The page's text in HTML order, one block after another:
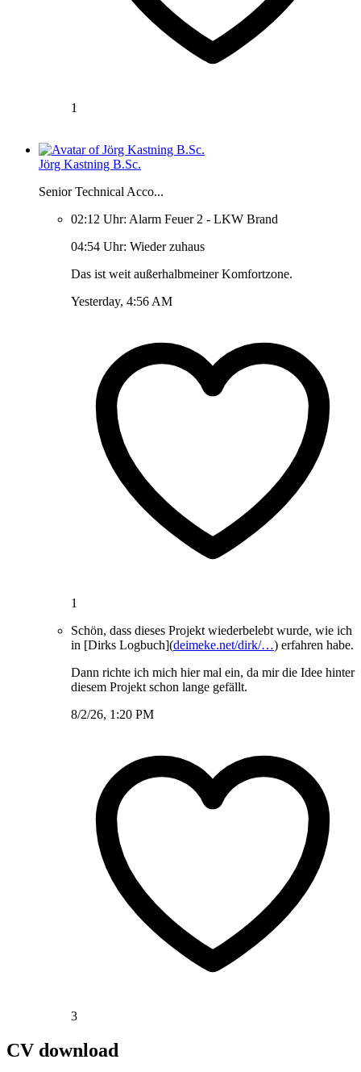
1
Jörg Kastning B.Sc.
Senior Technical Acco...
02:12 Uhr: Alarm Feuer 2 - LKW Brand
04:54 Uhr: Wieder zuhaus
Das ist weit außerhalbmeiner Komfortzone.
Yesterday, 4:56 AM
1
Schön, dass dieses Projekt wiederbelebt wurde, wie ich
in [Dirks Logbuch](deimeke.net/dirk/…) erfahren habe.
Dann richte ich mich hier mal ein, da mir die Idee hinter
diesem Projekt schon lange gefällt.
8/2/26, 1:20 PM
3
CV download